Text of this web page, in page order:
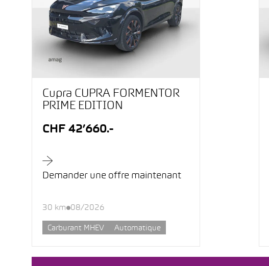
Cupra CUPRA FORMENTOR
PRIME EDITION
CHF 42’660.-
Demander une offre maintenant
30 km 08/2026
Carburant MHEV Automatique